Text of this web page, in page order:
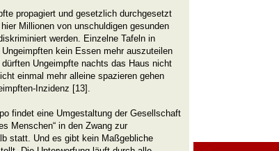
propagiert und gesetzlich durchgesetzt
Millionen von unschuldigen gesunden
werden. Einzelne Tafeln in
kein Essen mehr auszuteilen
Ungeimpfte nachts das Haus nicht
einmal mehr alleine spazieren gehen
Inzidenz [13].
findet eine Umgestaltung der Gesellschaft
Menschen“ in den Zwang zur
statt. Und es gibt kein Maßgebliche